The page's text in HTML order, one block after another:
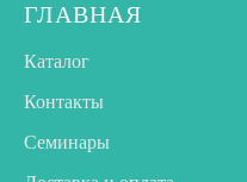
ГЛАВНАЯ
Каталог
Контакты
Семинары